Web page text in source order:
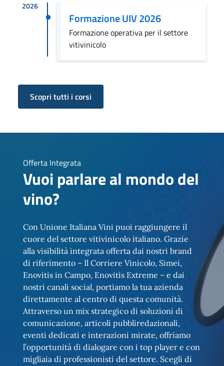
2026
Formazione UIV 2026
Formazione operativa per il settore
vitivinicolo
Scopri tutti i corsi
Offerta Integrata
Vuoi parlare al mondo del
vino?
Con Unione Italiana Vini puoi raggiungere il
cuore del settore vitivinicolo italiano. Grazie
alla visibilità integrata offerta dai nostri brand
di riferimento – Il Corriere Vinicolo, Simei,
Enovitis in Campo, Enovitis Extreme – e dai
nostri canali social, portiamo la tua azienda
direttamente al centro di questa comunità.
Attraverso un mix strategico di soluzioni di
comunicazione, articoli pubbliredazionali,
eventi dedicati e interazioni mirate, offriamo
l’opportunità di dialogare con i top player e con
migliaia di professionisti del settore. Scegli di